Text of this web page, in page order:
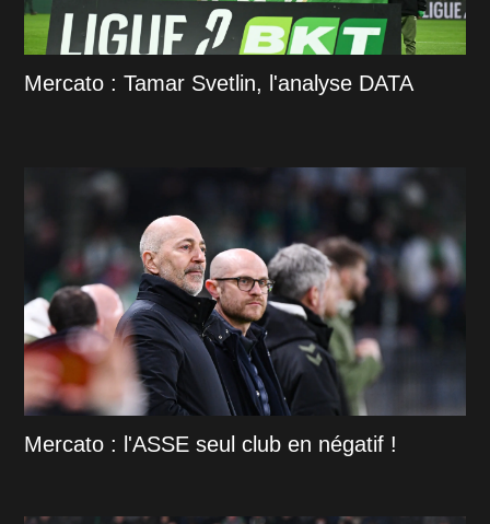
Mercato : Tamar Svetlin, l'analyse DATA
Mercato : l'ASSE seul club en négatif !